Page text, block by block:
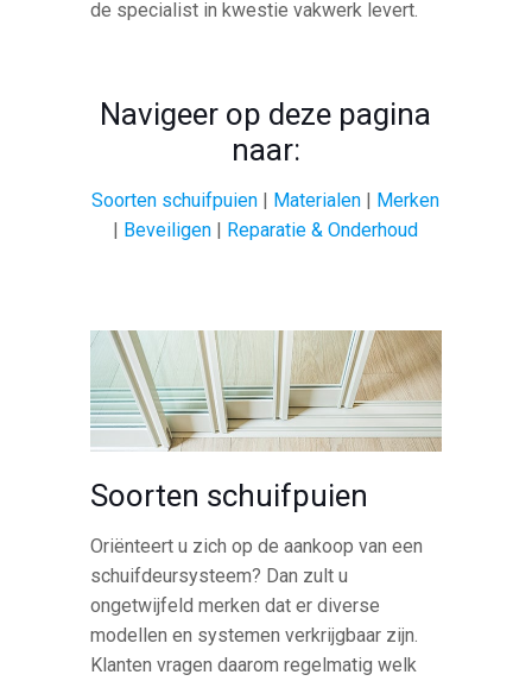
de specialist in kwestie vakwerk levert.
Navigeer op deze pagina
naar:
Soorten schuifpuien | Materialen | Merken
| Beveiligen | Reparatie & Onderhoud
Soorten schuifpuien
Oriënteert u zich op de aankoop van een
schuifdeursysteem? Dan zult u
ongetwijfeld merken dat er diverse
modellen en systemen verkrijgbaar zijn.
Klanten vragen daarom regelmatig welk